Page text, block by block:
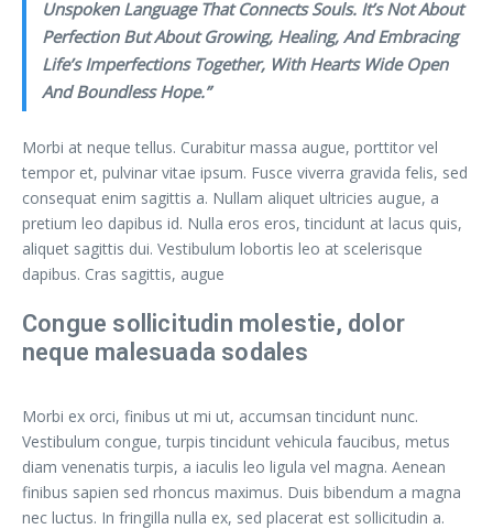
Unspoken Language That Connects Souls. It’s Not About
Perfection But About Growing, Healing, And Embracing
Life’s Imperfections Together, With Hearts Wide Open
And Boundless Hope.”
Morbi at neque tellus. Curabitur massa augue, porttitor vel
tempor et, pulvinar vitae ipsum. Fusce viverra gravida felis, sed
consequat enim sagittis a. Nullam aliquet ultricies augue, a
pretium leo dapibus id. Nulla eros eros, tincidunt at lacus quis,
aliquet sagittis dui. Vestibulum lobortis leo at scelerisque
dapibus. Cras sagittis, augue
Congue sollicitudin molestie, dolor
neque malesuada sodales
Morbi ex orci, finibus ut mi ut, accumsan tincidunt nunc.
Vestibulum congue, turpis tincidunt vehicula faucibus, metus
diam venenatis turpis, a iaculis leo ligula vel magna. Aenean
finibus sapien sed rhoncus maximus. Duis bibendum a magna
nec luctus. In fringilla nulla ex, sed placerat est sollicitudin a.